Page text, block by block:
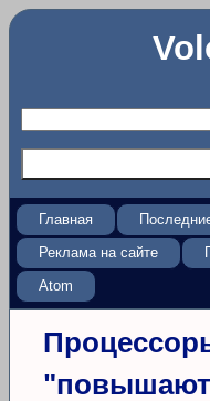
Главная
Реклама на сайте
Atom